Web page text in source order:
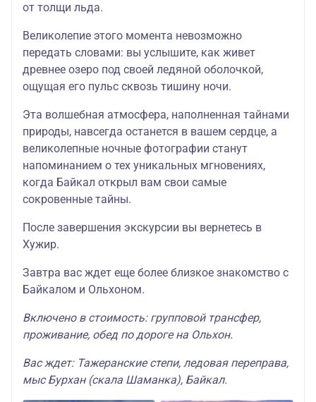
от толщи льда.
Великолепие этого момента невозможно
передать словами: вы услышите, как живет
древнее озеро под своей ледяной оболочкой,
ощущая его пульс сквозь тишину ночи.
Эта волшебная атмосфера, наполненная тайнами
природы, навсегда останется в вашем сердце, а
великолепные ночные фотографии станут
напоминанием о тех уникальных мгновениях,
когда Байкал открыл вам свои самые
сокровенные тайны.
После завершения экскурсии вы вернетесь в
Хужир.
Завтра вас ждет еще более близкое знакомство с
Байкалом и Ольхоном.
Включено в стоимость: групповой трансфер,
проживание, обед по дороге на Ольхон.
Вас ждет: Тажеранские степи, ледовая переправа,
мыс Бурхан (скала Шаманка), Байкал.